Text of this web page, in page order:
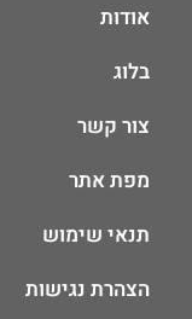
אודות
בלוג
צור קשר
מפת אתר
תנאי שימוש
הצהרת נגישות